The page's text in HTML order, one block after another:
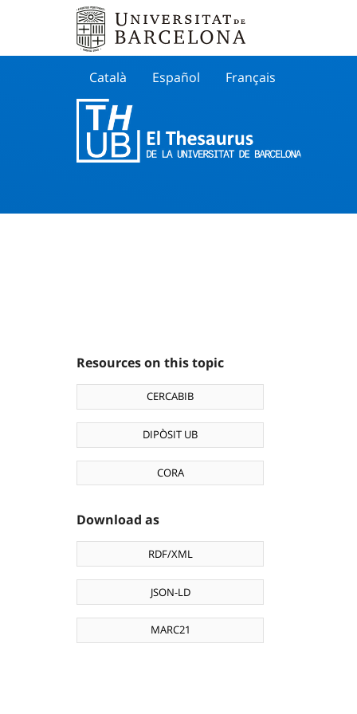
Català Español Français
Resources on this topic
CERCABIB
DIPÒSIT UB
CORA
Download as
RDF/XML
JSON-LD
MARC21